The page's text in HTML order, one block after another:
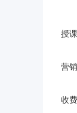
授
营
收